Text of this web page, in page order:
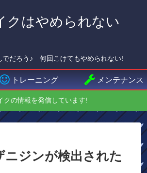
クはやめられない
だろう♪ 何回こけてもやめられない!
トレーニング メンテナンス
クの情報を発信しています!
ジンが検出された